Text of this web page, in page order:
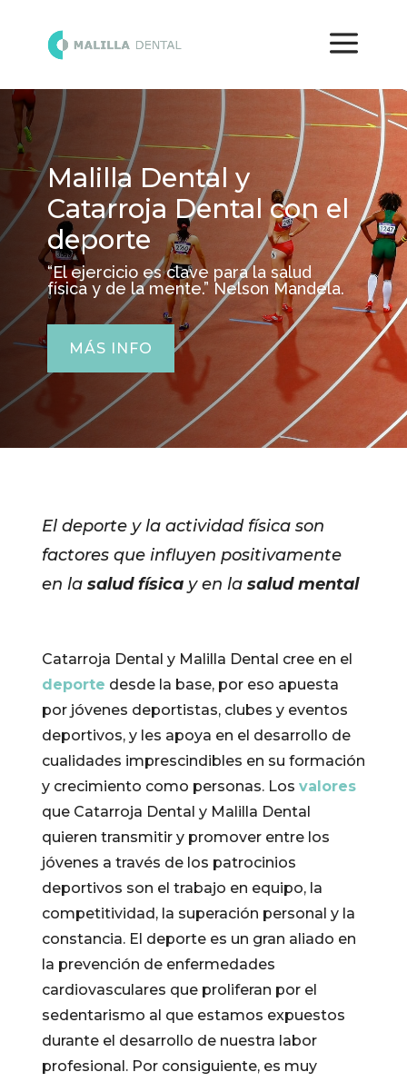
Malilla Dental y
Catarroja Dental con el
deporte
“El ejercicio es clave para la salud
física y de la mente.” Nelson Mandela.
MÁS INFO
El deporte y la actividad física son
factores que influyen positivamente
en la salud físicay en la salud mental
Catarroja Dental y Malilla Dental cree en el
deporte desde la base, por eso apuesta
por jóvenes deportistas, clubes y eventos
deportivos, y les apoya en el desarrollo de
cualidades imprescindibles en su formación
y crecimiento como personas. Los valores
que Catarroja Dental y Malilla Dental
quieren transmitir y promover entre los
jóvenes a través de los patrocinios
deportivos son el trabajo en equipo, la
competitividad, la superación personal y la
constancia. El deporte es un gran aliado en
la prevención de enfermedades
cardiovasculares que proliferan por el
sedentarismo al que estamos expuestos
durante el desarrollo de nuestra labor
profesional. Por consiguiente, es muy